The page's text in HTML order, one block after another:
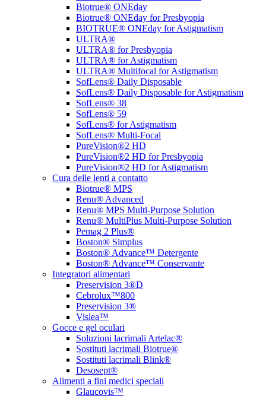
Biotrue® ONEday
Biotrue® ONEday for Presbyopia
BIOTRUE® ONEday for Astigmatism
ULTRA®
ULTRA® for Presbyopia
ULTRA® for Astigmatism
ULTRA® Multifocal for Astigmatism
SofLens® Daily Disposable
SofLens® Daily Disposable for Astigmatism
SofLens® 38
SofLens® 59
SofLens® for Astigmatism
SofLens® Multi-Focal
PureVision®2 HD
PureVision®2 HD for Presbyopia
PureVision®2 HD for Astigmatism
Cura delle lenti a contatto
Biotrue® MPS
Renu® Advanced
Renu® MPS Multi-Purpose Solution
Renu® MultiPlus Multi-Purpose Solution
Pemag 2 Plus®
Boston® Simplus
Boston® Advance™ Detergente
Boston® Advance™ Conservante
Integratori alimentari
Preservision 3®D
Cebrolux™800
Preservision 3®
Vislea™
Gocce e gel oculari
Soluzioni lacrimali Artelac®
Sostituti lacrimali Biotrue®
Sostituti lacrimali Blink®
Desosept®
Alimenti a fini medici speciali
Glaucovis™